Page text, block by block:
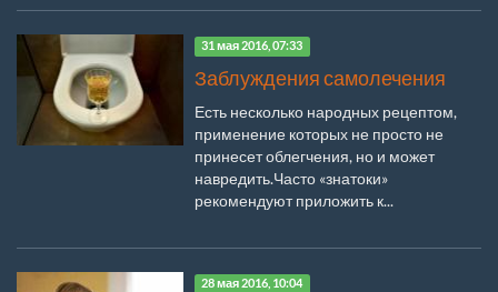
31 мая 2016, 07:33
Заблуждения самолечения
Есть несколько народных рецептом,
применение которых не просто не
принесет облегчения, но и может
навредить.Часто «знатоки»
рекомендуют приложить к...
28 мая 2016, 10:04